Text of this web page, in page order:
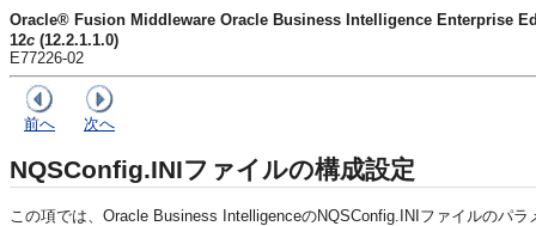
Oracle® Fusion Middleware Oracle Business Intelligence Enterprise
12c (12.2.1.1.0)
E77226-02
前へ 次へ
NQSConfig.INIファイルの構成設定
この項では、 Oracle Business IntelligenceのNQSConfig.INIファイルのパ